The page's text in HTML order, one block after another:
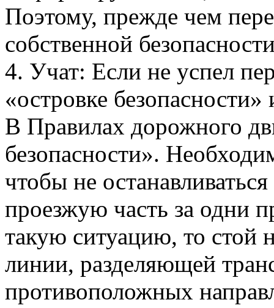
Поэтому, прежде чем
собственной
4. Учат: Если не успел
«островке
В Правилах дорожного
безопасности».
чтобы не
проезжую часть за одни
такую ситуацию, то стой
линии, разделяющей
противоположных